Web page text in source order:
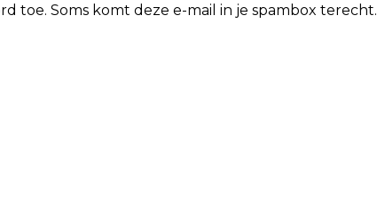
toe. Soms komt deze e-mail in je spambox terecht.